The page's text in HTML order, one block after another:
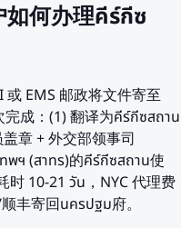
何办理คีร์กีซ
或 EMS 邮政将文件寄至
成：(1) 翻译为คีร์กีซสถาน
章 + 外交部领事司
พฯ (สาทร)的คีร์กีซสถาน使
时 10-21 วัน，NYC 代理费
丰寄回นครปฐม府。